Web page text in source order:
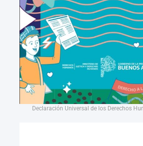
Declaración Universal de los Derechos